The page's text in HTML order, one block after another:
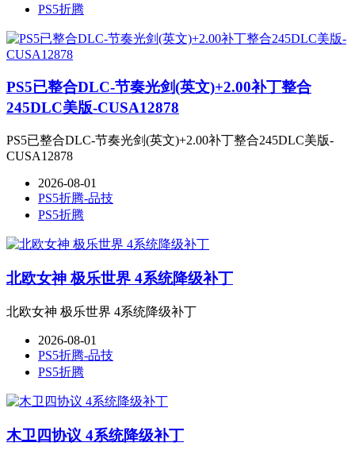
PS5折腾
PS5已整合DLC-节奏光剑(英文)+2.00补丁整合
245DLC美版-CUSA12878
PS5已整合DLC-节奏光剑(英文)+2.00补丁整合245DLC美版-
CUSA12878
2026-08-01
PS5折腾-品技
PS5折腾
北欧女神 极乐世界 4系统降级补丁
北欧女神 极乐世界 4系统降级补丁
2026-08-01
PS5折腾-品技
PS5折腾
木卫四协议 4系统降级补丁